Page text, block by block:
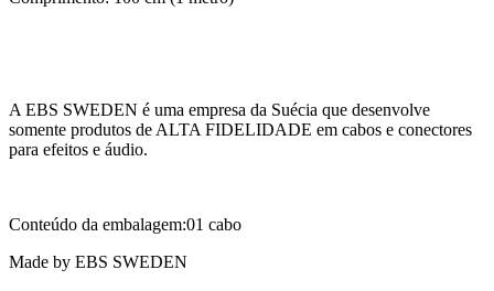
A EBS SWEDEN é uma empresa da Suécia que desenvolve
somente produtos de ALTA FIDELIDADE em cabos e conectores
para efeitos e áudio.
Conteúdo da embalagem:01 cabo
Made by EBS SWEDEN